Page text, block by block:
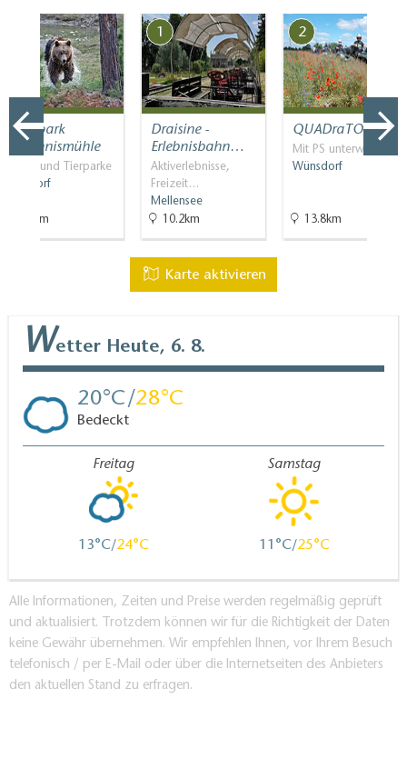
Wildpark
Johannismühle
Zoos und Tierparke
Klasdorf
25km
1
Draisine -
Erlebnisbahn…
Aktiverlebnisse,
Freizeit…
Mellensee
10.2km
2
QUADraTOUR
Mit PS unterwegs
Wünsdorf
13.8km
Karte aktivieren
Wetter Heute, 6. 8.
20 28
Bedeckt
Freitag
13 24
Samstag
11 25
Alle Informationen, Zeiten und Preise werden regelmäßig geprüft
und aktualisiert. Trotzdem können wir für die Richtigkeit der Daten
keine Gewähr übernehmen. Wir empfehlen Ihnen, vor Ihrem Besuch
telefonisch / per E-Mail oder über die Internetseiten des Anbieters
den aktuellen Stand zu erfragen.